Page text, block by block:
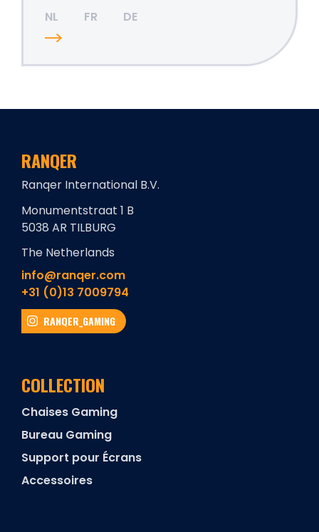
NL FR DE
RANQER
Ranqer International B.V.
Monumentstraat 1 B
5038 AR TILBURG
The Netherlands
info@ranqer.com
+31 (0)13 7009794
RANQER_GAMING
COLLECTION
Chaises Gaming
Bureau Gaming
Support pour Écrans
Accessoires